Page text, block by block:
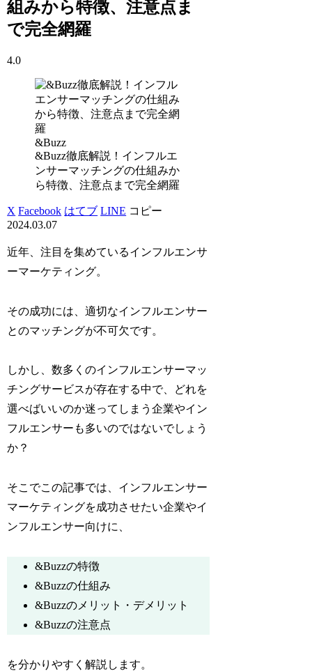
組みから特徴、注意点ま
で完全網羅
4.0
&Buzz
&Buzz徹底解説！インフルエ
ンサーマッチングの仕組みか
ら特徴、注意点まで完全網羅
X Facebook はてブ LINE コピー
2024.03.07
近年、注目を集めているインフルエンサ
ーマーケティング。
その成功には、適切なインフルエンサー
とのマッチングが不可欠です。
しかし、数多くのインフルエンサーマッ
チングサービスが存在する中で、どれを
選べばいいのか迷ってしまう企業やイン
フルエンサーも多いのではないでしょう
か？
そこでこの記事では、インフルエンサー
マーケティングを成功させたい企業やイ
ンフルエンサー向けに、
&Buzzの特徴
&Buzzの仕組み
&Buzzのメリット・デメリット
&Buzzの注意点
を分かりやすく解説します。